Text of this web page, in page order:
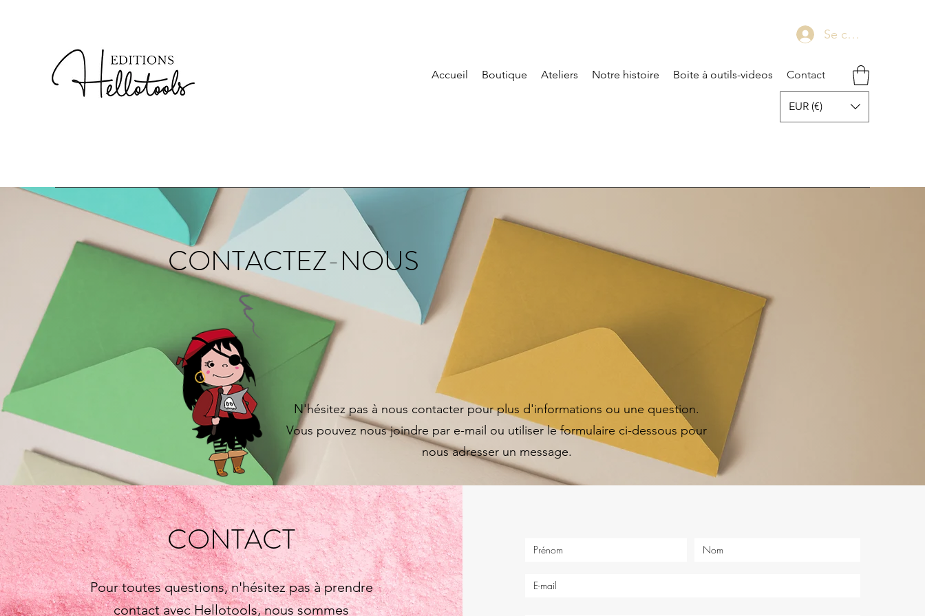
Se connecter
Accueil Boutique Ateliers Notre histoire Boite à outils-videos Contact
EUR (€)
CONTACTEZ-NOUS
N'hésitez pas à nous contacter pour plus d'informations ou une question.
Vous pouvez nous joindre par e-mail ou utiliser le formulaire ci-dessous pour
nous adresser un message.
CONTACT
Pour toutes questions, n'hésitez pas à prendre
contact avec Hellotools, nous sommes